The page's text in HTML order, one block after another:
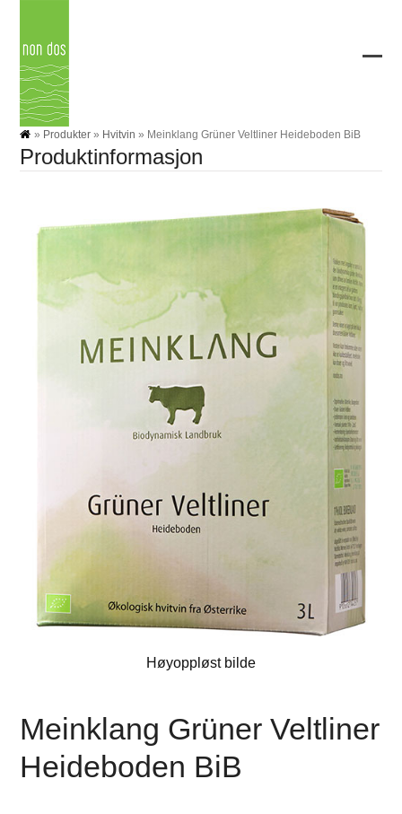
content
» Produkter » Hvitvin » Meinklang Grüner Veltliner Heideboden BiB
Produktinformasjon
Høyoppløst bilde
Meinklang Grüner Veltliner
Heideboden BiB